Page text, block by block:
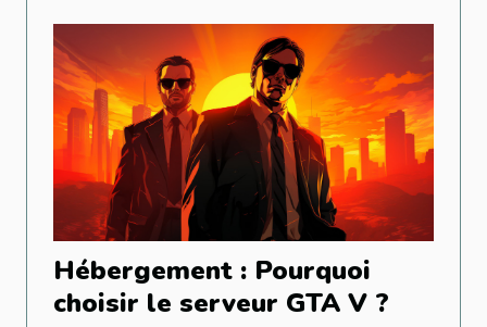
Hébergement : Pourquoi
choisir le serveur GTA V ?